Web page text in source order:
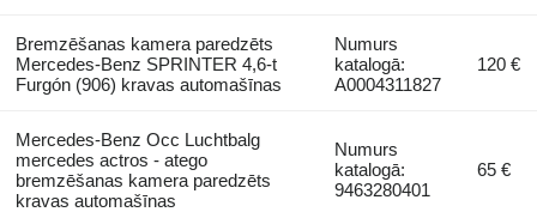
Bremzēšanas kamera paredzēts
Mercedes-Benz SPRINTER 4,6-t
Furgón (906) kravas automašīnas
Numurs
katalogā:
A0004311827
120 €
Mercedes-Benz Occ Luchtbalg
mercedes actros - atego
bremzēšanas kamera paredzēts
kravas automašīnas
Numurs
katalogā:
9463280401
65 €